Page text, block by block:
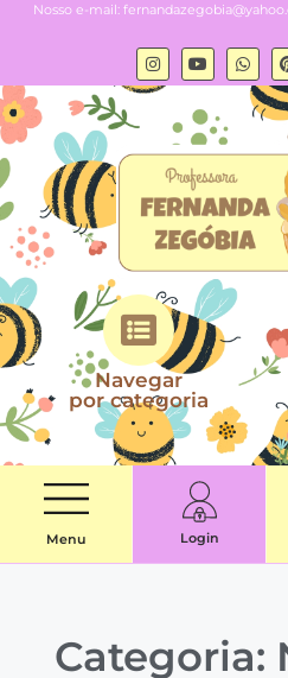
Nosso e-mail:
Navegar
por categoria
Menu Login
Categoria: